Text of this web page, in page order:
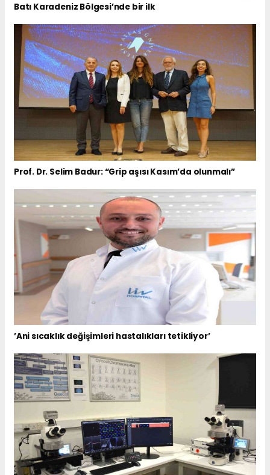
Batı Karadeniz Bölgesi’nde bir ilk
Prof. Dr. Selim Badur: “Grip aşısı Kasım’da olunmalı”
’Ani sıcaklık değişimleri hastalıkları tetikliyor’